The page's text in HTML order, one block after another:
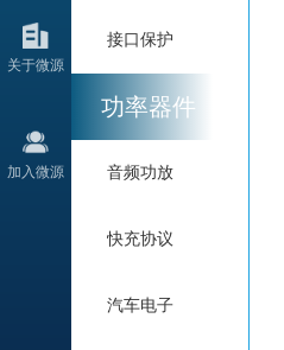
关于微源
加入微源
接口保护
功率器件
音频功放
快充协议
汽车电子